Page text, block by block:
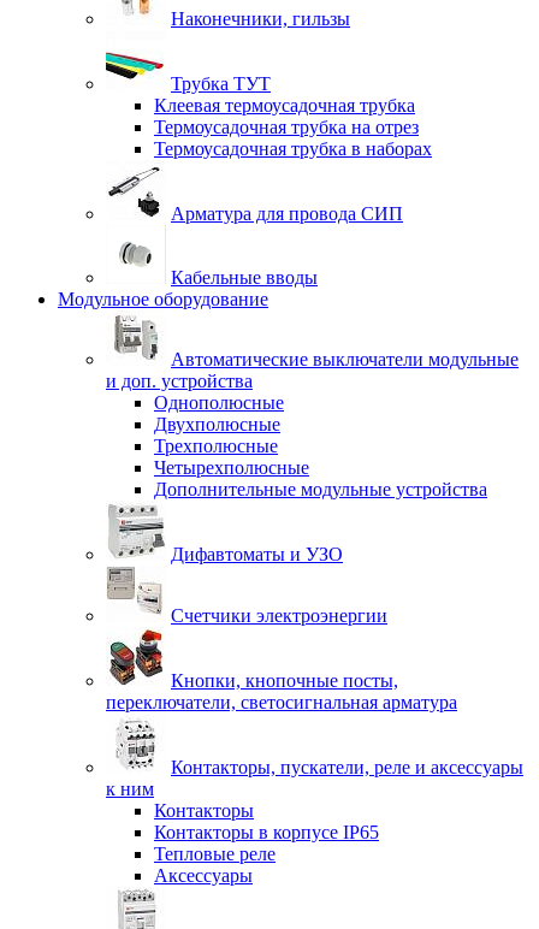
Наконечники, гильзы
Трубка ТУТ
Клеевая термоусадочная трубка
Термоусадочная трубка на отрез
Термоусадочная трубка в наборах
Арматура для провода СИП
Кабельные вводы
Модульное оборудование
Автоматические выключатели модульные
и доп. устройства
Однополюсные
Двухполюсные
Трехполюсные
Четырехполюсные
Дополнительные модульные устройства
Дифавтоматы и УЗО
Счетчики электроэнергии
Кнопки, кнопочные посты,
переключатели, светосигнальная арматура
Контакторы, пускатели, реле и аксессуары
к ним
Контакторы
Контакторы в корпусе IP65
Тепловые реле
Аксессуары